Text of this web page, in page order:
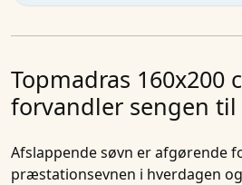
Topmadras 160x200
forvandler sengen til
Afslappende søvn er afgørende
præstationsevnen i hverdagen